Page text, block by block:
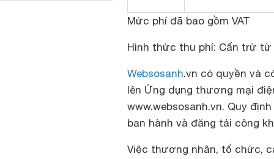
Mức phí đã bao gồm VAT
Hình thức thu phí: Cấn trừ từ
Websosanh.vn có quyền và
lên Ứng dụng thương mại
www.websosanh.vn. Quy
ban hành và đăng tải công
Việc thương nhân, tổ chức,